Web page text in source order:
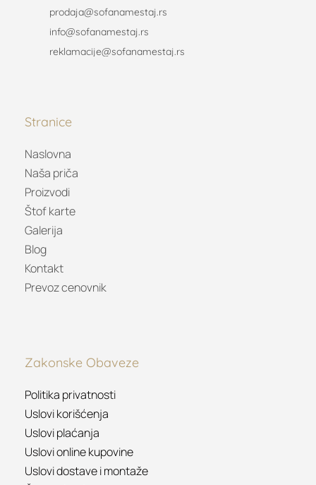
prodaja@sofanamestaj.rs
info@sofanamestaj.rs
reklamacije@sofanamestaj.rs
Stranice
Naslovna
Naša priča
Proizvodi
Štof karte
Galerija
Blog
Kontakt
Prevoz cenovnik
Zakonske Obaveze
Politika privatnosti
Uslovi korišćenja
Uslovi plaćanja
Uslovi online kupovine
Uslovi dostave i montaže